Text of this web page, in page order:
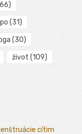
(31)
(30)
život (109)
cítim